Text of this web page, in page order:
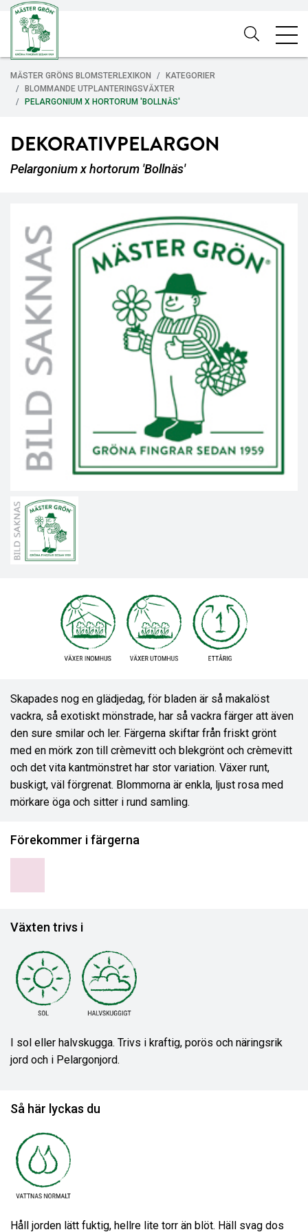
MÄSTER GRÖNS BLOMSTERLEXIKON
KATEGORIER
BLOMMANDE UTPLANTERINGSVÄXTER
PELARGONIUM X HORTORUM 'BOLLNÄS'
DEKORATIVPELARGON
Pelargonium x hortorum 'Bollnäs'
Skapades nog en glädjedag, för bladen är så makalöst
vackra, så exotiskt mönstrade, har så vackra färger att även
den sure smilar och ler. Färgerna skiftar från friskt grönt
med en mörk zon till crèmevitt och blekgrönt och crèmevitt
och det vita kantmönstret har stor variation. Växer runt,
buskigt, väl förgrenat. Blommorna är enkla, ljust rosa med
mörkare öga och sitter i rund samling.
Förekommer i färgerna
Växten trivs i
I sol eller halvskugga. Trivs i kraftig, porös och näringsrik
jord och i Pelargonjord.
Så här lyckas du
Håll jorden lätt fuktig, hellre lite torr än blöt. Häll svag dos